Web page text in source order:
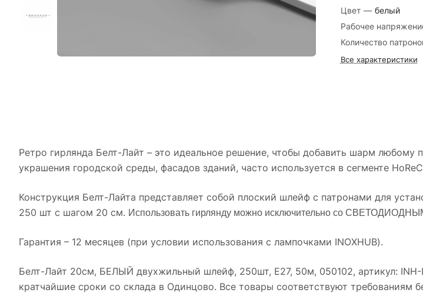
Цвет — белый
Рабочее
Количество
Все характеристики
Ретро гирлянда Белт-Лайт – это идеальное решение, чтобы добавить шарм любому
украшения городской среды, фасадов зданий, часто используется в сегменте
Конструкция Белт-Лайта представляет собой плоский шлейф с патронами для
250 шт с шагом 20 см. Использовать гирлянду можно исключительно со
Гарантия – 12 месяцев (при условии использования с лампочками INOXHUB).
Белт-Лайт 20см, БЕЛЫЙ двухжильный шлейф, 250шт, E27, 50м, 050102, артикул:
кратчайшие сроки со склада в Одинцово. Все товары соответствуют требованиям